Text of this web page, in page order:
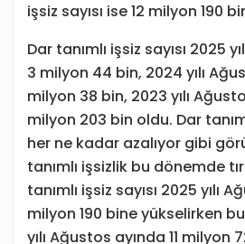
işsiz sayısı ise 12 milyon 190
Dar tanımlı işsiz sayısı 2025
3 milyon 44 bin, 2024 yılı
milyon 38 bin, 2023 yılı
milyon 203 bin oldu. Dar
her ne kadar azalıyor gibi
tanımlı işsizlik bu dönemde
tanımlı işsiz sayısı 2025 yılı
milyon 190 bine yükselirken
yılı Ağustos ayında 11 milyon